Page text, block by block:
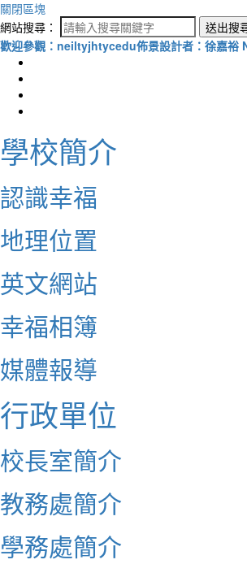
關閉區塊
網站搜尋：
送出搜
歡迎參觀：neiltyjhtycedu佈景設計者：徐嘉裕
學校簡介
認識幸福
地理位置
英文網站
幸福相簿
媒體報導
行政單位
校長室簡介
教務處簡介
學務處簡介